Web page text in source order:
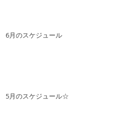
6月のスケジュール
5月のスケジュール☆